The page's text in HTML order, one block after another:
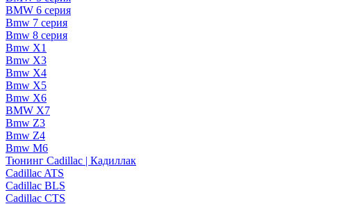
BMW 6 серия
Bmw 7 серия
Bmw 8 серия
Bmw X1
Bmw X3
Bmw X4
Bmw X5
Bmw X6
BMW X7
Bmw Z3
Bmw Z4
Bmw М6
Тюнинг Cadillac | Кадиллак
Cadillac ATS
Cadillac BLS
Cadillac CTS